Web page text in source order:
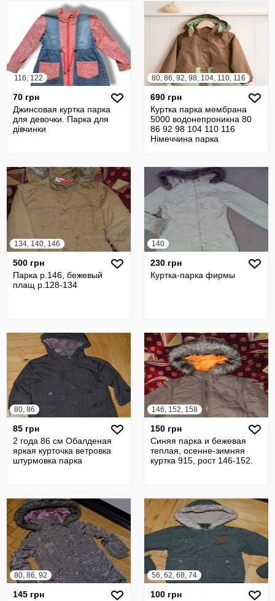
116, 122
70 грн
Джинсовая куртка парка
для девочки. Парка для
дівчинки
80, 86, 92, 98, 104, 110, 116
690 грн
Куртка парка мембрана
5000 водонепроникна 80
86 92 98 104 110 116
Німеччина парка
134, 140, 146
500 грн
Парка р.146, бежевый
плащ р.128-134
140
230 грн
Куртка-парка фирмы
80, 86
85 грн
2 года 86 см Обалденая
яркая курточка ветровка
штурмовка парка
146, 152, 158
150 грн
Синяя парка и бежевая
теплая, осенне-зимняя
куртка 915, рост 146-152.
80, 86, 92
145 грн
56, 62, 68, 74
100 грн